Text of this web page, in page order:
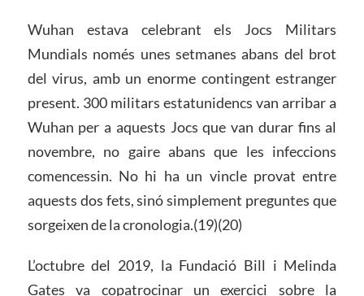
Wuhan estava celebrant els Jocs Militars
Mundials només unes setmanes abans del brot
del virus, amb un enorme contingent estranger
present. 300 militars estatunidencs van arribar a
Wuhan per a aquests Jocs que van durar fins al
novembre, no gaire abans que les infeccions
comencessin. No hi ha un vincle provat entre
aquests dos fets, sinó simplement preguntes que
sorgeixen de la cronologia.(19)(20)
L’octubre del 2019, la Fundació Bill i Melinda
Gates va copatrocinar un exercici sobre la